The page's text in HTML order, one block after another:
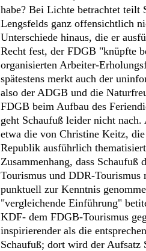
habe? Bei Lichte betrachtet teilt
Lengsfelds ganz offensichtlich
Unterschiede hinaus, die er
Recht fest, der FDGB "knüpfte
organisierten Arbeiter-
spätestens merkt auch der
also der ADGB und die
FDGB beim Aufbau des
geht Schaufuß leider nicht
etwa die von Christine Keitz,
Republik ausführlich
Zusammenhang, dass
Tourismus und DDR-
punktuell zur Kenntnis
"vergleichende Einführung"
KDF- dem FDGB-Tourismus
inspirierender als die
Schaufuß; dort wird der Aufsatz